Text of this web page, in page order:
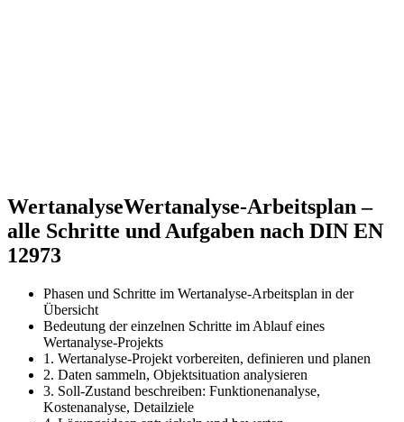
WertanalyseWertanalyse-Arbeitsplan –
alle Schritte und Aufgaben nach DIN EN
12973
Phasen und Schritte im Wertanalyse-Arbeitsplan in der
Übersicht
Bedeutung der einzelnen Schritte im Ablauf eines
Wertanalyse-Projekts
1. Wertanalyse-Projekt vorbereiten, definieren und planen
2. Daten sammeln, Objektsituation analysieren
3. Soll-Zustand beschreiben: Funktionenanalyse,
Kostenanalyse, Detailziele